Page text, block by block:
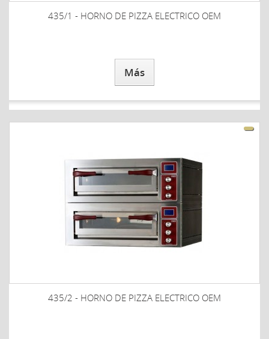
435/1 - HORNO DE PIZZA ELECTRICO OEM
Más
435/2 - HORNO DE PIZZA ELECTRICO OEM